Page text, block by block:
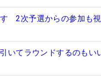
2次予選からの参加も
いてラウンドするのもい